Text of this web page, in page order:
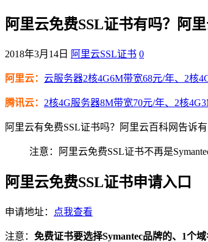
阿里云免费SSL证书有吗？阿
2018年3月14日 阿里云SSL证书 0
阿里云： 云服务器2核4G6M带宽68元/年、2核
腾讯云： 2核4G服务器8M带宽70元/年、2核
阿里云有免费SSL证书吗？阿里云百科网告诉
注意：阿里云免费SSL证书不再是
阿里云免费SSL证书申请入口
申请地址： 点我查看
注意： 免费证书要选择Symantec品牌的、1个